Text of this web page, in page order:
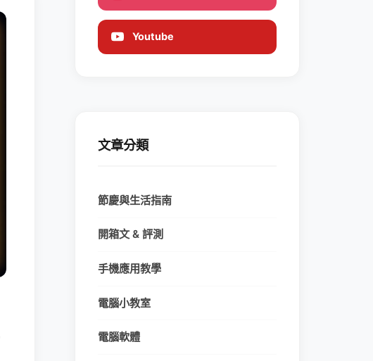
Youtube
文章分類
節慶與生活指南
開箱文 & 評測
手機應用教學
電腦小教室
電腦軟體